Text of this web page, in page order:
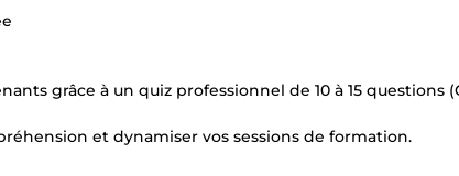
grâce à un quiz professionnel de 10 à 15 questions
et dynamiser vos sessions de formation.